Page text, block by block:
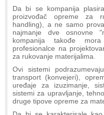
Da bi se kompanija
proizvođač opreme za
handling), a ne samo
najmanje dve osnovne
kompanija takođe
profesionalce na
za rukovanje materijalima.
Ovi sistemi
transport (konvejeri),
uređaje za izuzimanje,
sistemi za upravljanje,
druge tipove opreme za